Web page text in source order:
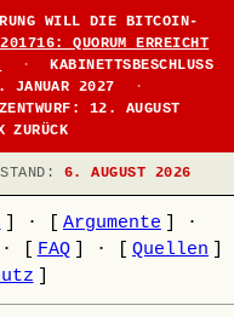
WILL DIE BITCOIN-
QUORUM ERREICHT
·
KABINETTSBESCHLUSS
2027
·
12. AUGUST
ZURÜCK
STAND: 6. AUGUST 2026
· Argumente
·
· FAQ · Quellen